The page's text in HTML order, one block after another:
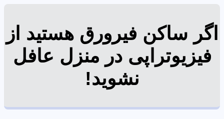
اگر ساکن فیرورق هستید از
فیزیوتراپی در منزل عافل
نشوید!